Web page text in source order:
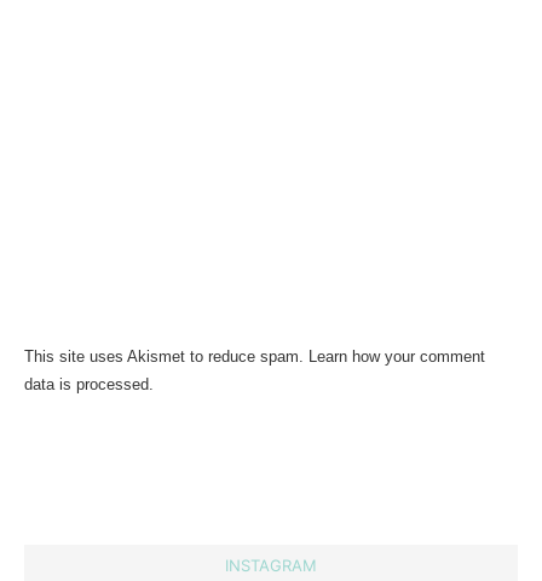
This site uses Akismet to reduce spam. Learn how your comment
data is processed.
INSTAGRAM